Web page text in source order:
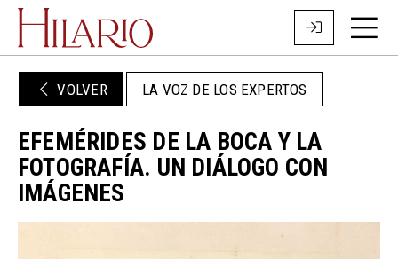
VOLVER LA VOZ DE LOS EXPERTOS
EFEMÉRIDES DE LA BOCA Y LA
FOTOGRAFÍA. UN DIÁLOGO CON
IMÁGENES